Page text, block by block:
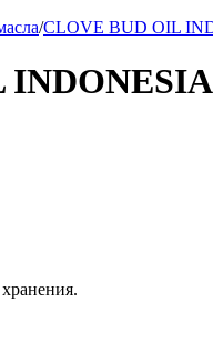
/CLOVE BUD OIL
INDONESIA